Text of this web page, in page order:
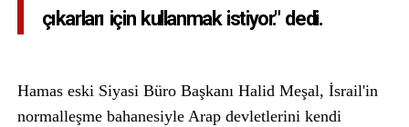
çıkarları için kullanmak istiyor." dedi.
Hamas eski Siyasi Büro Başkanı Halid Meşal, İsrail'in
normalleşme bahanesiyle Arap devletlerini kendi